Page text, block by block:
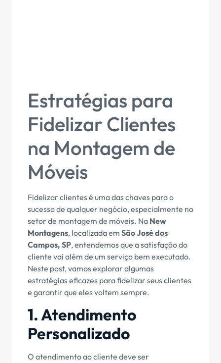
Estratégias para
Fidelizar Clientes
na Montagem de
Móveis
Fidelizar clientes é uma das chaves para o
sucesso de qualquer negócio, especialmente no
setor de montagem de móveis. Na New
Montagens, localizada em São José dos
Campos, SP, entendemos que a satisfação do
cliente vai além de um serviço bem executado.
Neste post, vamos explorar algumas
estratégias eficazes para fidelizar seus clientes
e garantir que eles voltem sempre.
1. Atendimento
Personalizado
O atendimento ao cliente deve ser